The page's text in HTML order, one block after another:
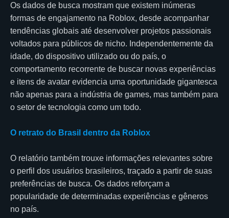
Os dados de busca mostram que existem inúmeras
formas de engajamento na Roblox, desde acompanhar
tendências globais até desenvolver projetos passionais
voltados para públicos de nicho. Independentemente da
idade, do dispositivo utilizado ou do país, o
comportamento recorrente de buscar novas experiências
e itens de avatar evidencia uma oportunidade gigantesca
não apenas para a indústria de games, mas também para
o setor de tecnologia como um todo.
O retrato do Brasil dentro da Roblox
O relatório também trouxe informações relevantes sobre
o perfil dos usuários brasileiros, traçado a partir de suas
preferências de busca. Os dados reforçam a
popularidade de determinadas experiências e gêneros
no país.